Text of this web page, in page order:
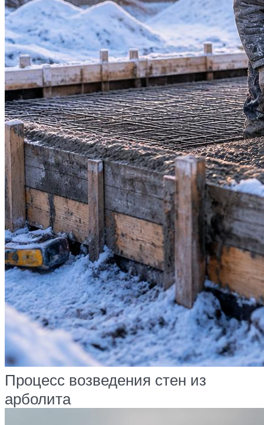
Процесс возведения стен из
арболита